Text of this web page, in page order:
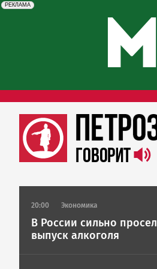
erid: 2SDnjcySKKc
РЕКЛАМА
Реклама
20:00 Экономика
В России сильно просел
выпуск алкоголя